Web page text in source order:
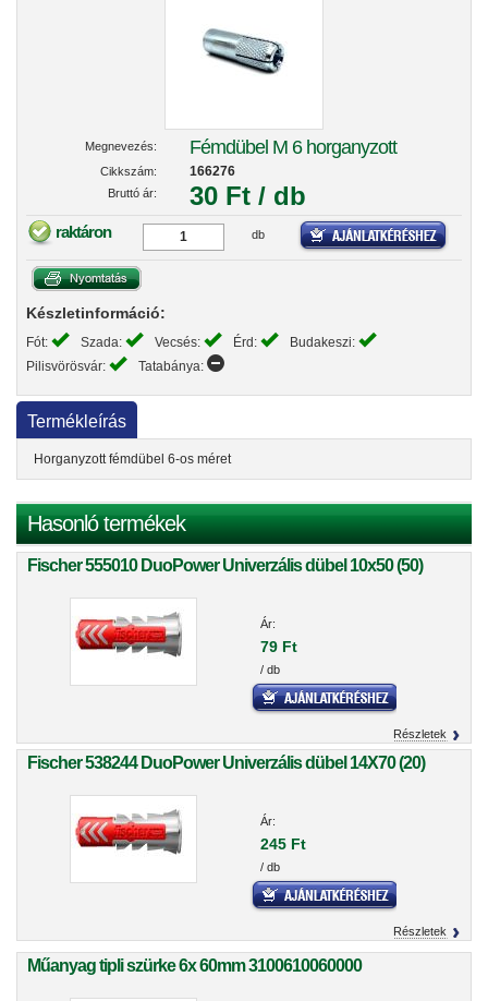
Megnevezés: Fémdübel M 6 horganyzott
Cikkszám: 166276
Bruttó ár: 30 Ft / db
raktáron db
Készletinformáció:
Fót: Szada: Vecsés: Érd:
Budakeszi:
Pilisvörösvár:
Tatabánya:
Termékleírás
Horganyzott fémdübel 6-os méret
Hasonló termékek
Fischer 555010 DuoPower Univerzális dübel 10x50 (50)
Ár:
79 Ft
/ db
Részletek
Fischer 538244 DuoPower Univerzális dübel 14X70 (20)
Ár:
245 Ft
/ db
Részletek
Műanyag tipli szürke 6x 60mm 3100610060000